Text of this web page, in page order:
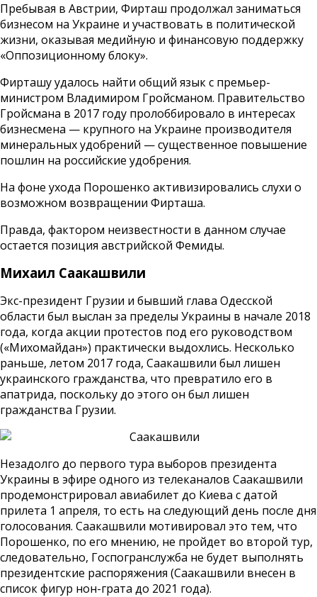
Пребывая в Австрии, Фирташ продолжал заниматься
бизнесом на Украине и участвовать в политической
жизни, оказывая медийную и финансовую поддержку
«Оппозиционному блоку».
Фирташу удалось найти общий язык с премьер-
министром Владимиром Гройсманом. Правительство
Гройсмана в 2017 году пролоббировало в интересах
бизнесмена — крупного на Украине производителя
минеральных удобрений — существенное повышение
пошлин на российские удобрения.
На фоне ухода Порошенко активизировались слухи о
возможном возвращении Фирташа.
Правда, фактором неизвестности в данном случае
остается позиция австрийской Фемиды.
Михаил Саакашвили
Экс-президент Грузии и бывший глава Одесской
области был выслан за пределы Украины в начале 2018
года, когда акции протестов под его руководством
(«Михомайдан») практически выдохлись. Несколько
раньше, летом 2017 года, Саакашвили был лишен
украинского гражданства, что превратило его в
апатрида, поскольку до этого он был лишен
гражданства Грузии.
Незадолго до первого тура выборов президента
Украины в эфире одного из телеканалов Саакашвили
продемонстрировал авиабилет до Киева с датой
прилета 1 апреля, то есть на следующий день после дня
голосования. Саакашвили мотивировал это тем, что
Порошенко, по его мнению, не пройдет во второй тур,
следовательно, Госпогранслужба не будет выполнять
президентские распоряжения (Саакашвили внесен в
список фигур нон-грата до 2021 года).